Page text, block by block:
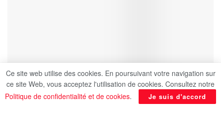
Dans le cadre de sa visite à la République
Ce site web utilise des cookies. En poursuivant votre navigation sur
ce site Web, vous acceptez l'utilisation de cookies. Consultez notre
Politique de confidentialité et de cookies. Je suis d'accord